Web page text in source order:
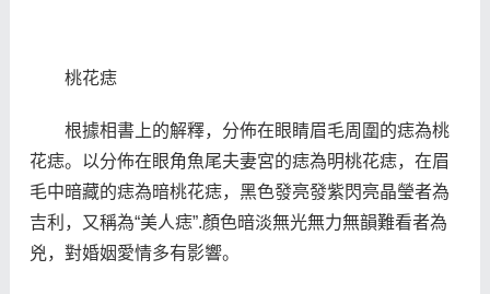
桃花痣
根據相書上的解釋，分佈在眼睛眉毛周圍的痣為桃
花痣。以分佈在眼角魚尾夫妻宮的痣為明桃花痣，在眉
毛中暗藏的痣為暗桃花痣，黑色發亮發紫閃亮晶瑩者為
吉利，又稱為“美人痣”.顏色暗淡無光無力無韻難看者為
兇，對婚姻愛情多有影響。